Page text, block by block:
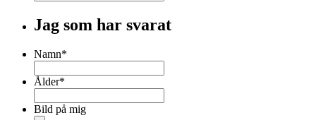
Jag som har svarat
Namn*
Ålder*
Bild på mig